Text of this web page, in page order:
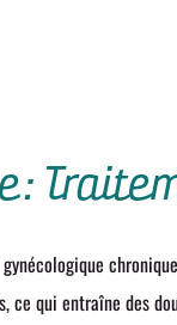
ce qui entraîne des